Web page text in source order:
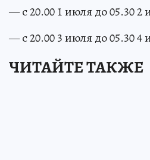
— с 20.00 1 июля до 05.30 2
— с 20.00 3 июля до 05.30 4
ЧИТАЙТЕ ТАКЖЕ